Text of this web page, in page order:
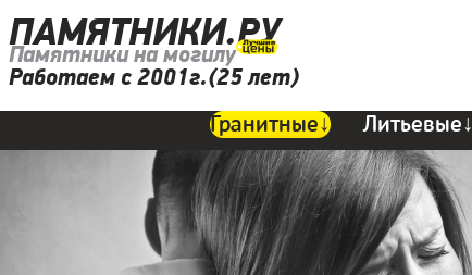
ПАМЯТНИКИ.РУ
Памятники на могилу
Работаем с 2001г.(25 лет)
Гранитные↓ Литьевые↓